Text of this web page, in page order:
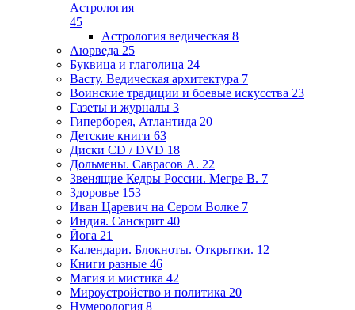
Астрология
45
Астрология ведическая 8
Аюрведа 25
Буквица и глаголица 24
Васту. Ведическая архитектура 7
Воинские традиции и боевые искусства 23
Газеты и журналы 3
Гиперборея, Атлантида 20
Детские книги 63
Диски CD / DVD 18
Дольмены. Саврасов А. 22
Звенящие Кедры России. Мегре В. 7
Здоровье 153
Иван Царевич на Сером Волке 7
Индия. Санскрит 40
Йога 21
Календари. Блокноты. Открытки. 12
Книги разные 46
Магия и мистика 42
Мироустройство и политика 20
Нумерология 8